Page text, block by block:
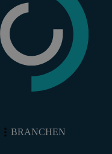
BRANCHEN